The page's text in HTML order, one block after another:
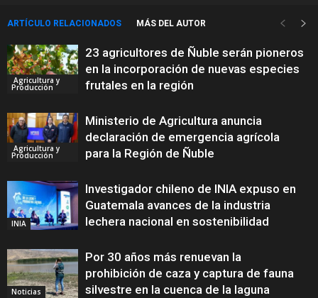
ARTÍCULO RELACIONADOS MÁS DEL AUTOR
Agricultura y
Producción
23 agricultores de Ñuble serán pioneros
en la incorporación de nuevas especies
frutales en la región
Agricultura y
Producción
Ministerio de Agricultura anuncia
declaración de emergencia agrícola
para la Región de Ñuble
INIA
Investigador chileno de INIA expuso en
Guatemala avances de la industria
lechera nacional en sostenibilidad
Noticias
Por 30 años más renuevan la
prohibición de caza y captura de fauna
silvestre en la cuenca de la laguna